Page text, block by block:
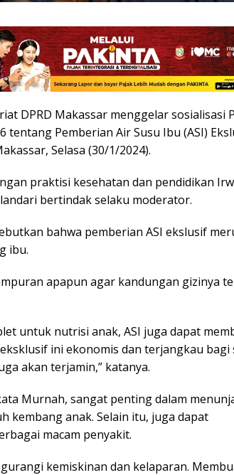
DPRD Makassar menggelar sosialisasi
tentang Pemberian Air Susu Ibu (ASI)
Selasa (30/1/2024).
praktisi kesehatan dan pendidikan
bertindak selaku moderator.
bahwa pemberian ASI ekslusif
ibu.
apapun agar kandungan gizinya
untuk nutrisi anak, ASI juga dapat
ini ekonomis dan terjangkau bagi
akan terjamin,” katanya.
Murnah, sangat penting dalam
kembang anak. Selain itu, juga dapat
macam penyakit.
kemiskinan dan kelaparan.